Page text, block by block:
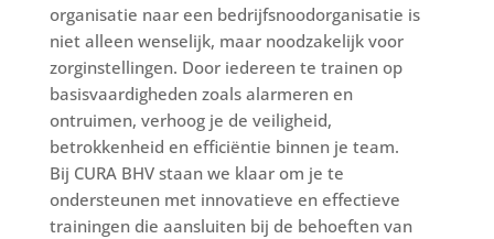
organisatie naar een bedrijfsnoodorganisatie is
niet alleen wenselijk, maar noodzakelijk voor
zorginstellingen. Door iedereen te trainen op
basisvaardigheden zoals alarmeren en
ontruimen, verhoog je de veiligheid,
betrokkenheid en efficiëntie binnen je team.
Bij CURA BHV staan we klaar om je te
ondersteunen met innovatieve en effectieve
trainingen die aansluiten bij de behoeften van